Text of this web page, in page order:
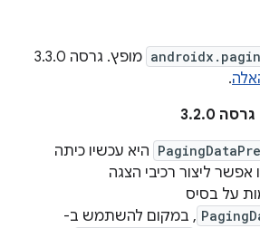
מופץ. גרסה 3.3.0
.
3.2.0
היא עכשיו כיתה
אפשר ליצור רכיבי הצגה
על בסיס
, במקום להשתמש ב-